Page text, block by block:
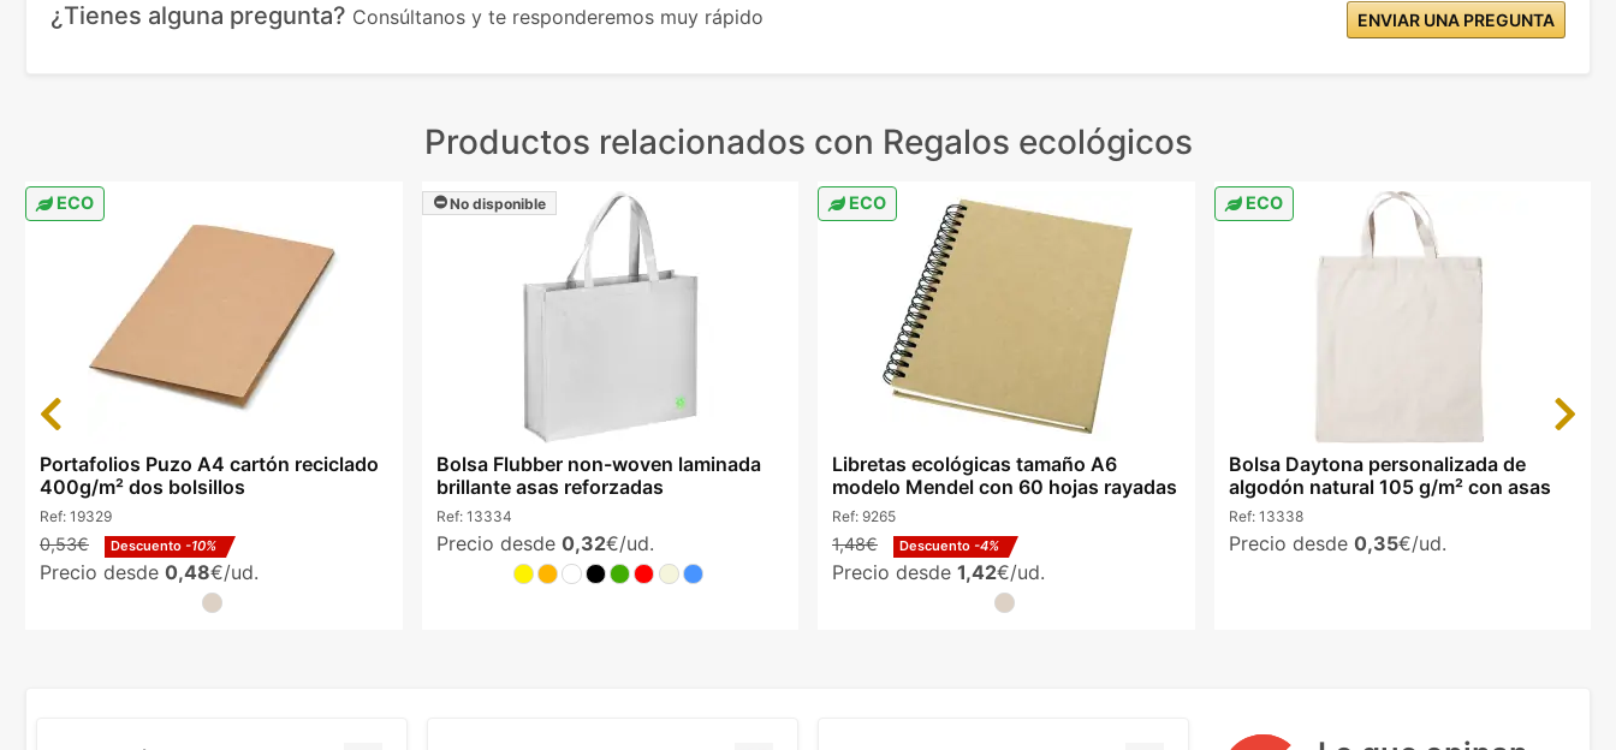
¿Tienes alguna pregunta? Consúltanos y te responderemos muy rápido ENVIAR UNA PREGUNTA
Productos relacionados con Regalos ecológicos
ECO
Portafolios Puzo A4 cartón reciclado
400g/m² dos bolsillos
Ref: 19329
0,53€ Descuento -10%
Precio desde 0,48€/ud.
No disponible
Bolsa Flubber non-woven laminada
brillante asas reforzadas
Ref: 13334
Precio desde 0,32€/ud.
ECO
Libretas ecológicas tamaño A6
modelo Mendel con 60 hojas rayadas
Ref: 9265
1,48€ Descuento -4%
Precio desde 1,42€/ud.
ECO
Bolsa Daytona personalizada de
algodón natural 105 g/m² con asas
Ref: 13338
Precio desde 0,35€/ud.
Previous Next